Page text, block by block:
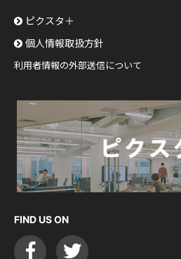
ピクスタ＋
個人情報取扱方針
利用者情報の外部送信について
FIND US ON